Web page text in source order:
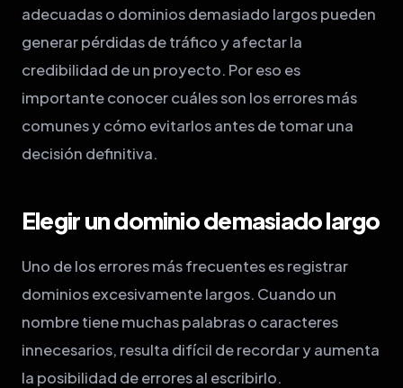
adecuadas o dominios demasiado largos pueden
generar pérdidas de tráfico y afectar la
credibilidad de un proyecto. Por eso es
importante conocer cuáles son los errores más
comunes y cómo evitarlos antes de tomar una
decisión definitiva.
Elegir un dominio demasiado largo
Uno de los errores más frecuentes es registrar
dominios excesivamente largos. Cuando un
nombre tiene muchas palabras o caracteres
innecesarios, resulta difícil de recordar y aumenta
la posibilidad de errores al escribirlo.